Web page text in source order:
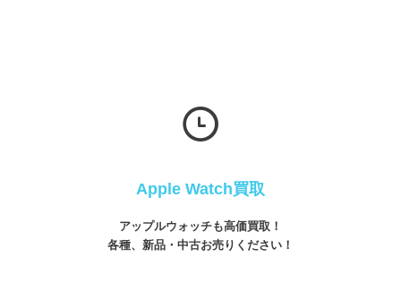
Apple Watch買取
アップルウォッチも高価買取！
各種、新品・中古お売りください！